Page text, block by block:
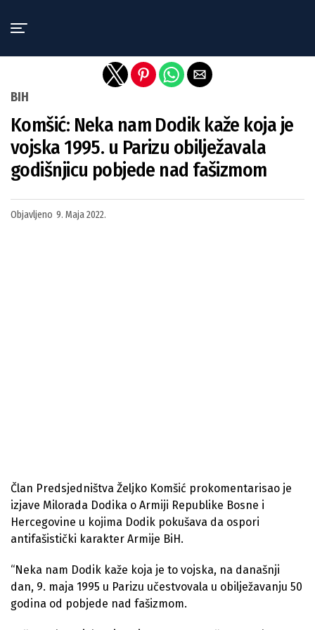
BIH
Komšić: Neka nam Dodik kaže koja je
vojska 1995. u Parizu obilježavala
godišnjicu pobjede nad fašizmom
Objavljeno 9. Maja 2022.
Član Predsjedništva Željko Komšić prokomentarisao je
izjave Milorada Dodika o Armiji Republike Bosne i
Hercegovine u kojima Dodik pokušava da ospori
antifašistički karakter Armije BiH.
“Neka nam Dodik kaže koja je to vojska, na današnji
dan, 9. maja 1995 u Parizu učestvovala u obilježavanju 50
godina od pobjede nad fašizmom.